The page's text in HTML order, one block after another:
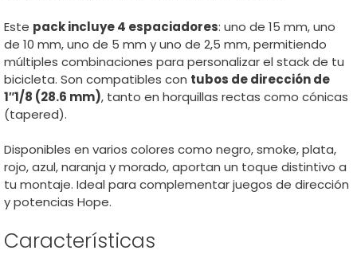
Este pack incluye 4 espaciadores: uno de 15 mm, uno
de 10 mm, uno de 5 mm y uno de 2,5 mm, permitiendo
múltiples combinaciones para personalizar el stack de tu
bicicleta. Son compatibles con tubos de dirección de
1″1/8 (28.6 mm), tanto en horquillas rectas como cónicas
(tapered).
Disponibles en varios colores como negro, smoke, plata,
rojo, azul, naranja y morado, aportan un toque distintivo a
tu montaje. Ideal para complementar juegos de dirección
y potencias Hope.
Características